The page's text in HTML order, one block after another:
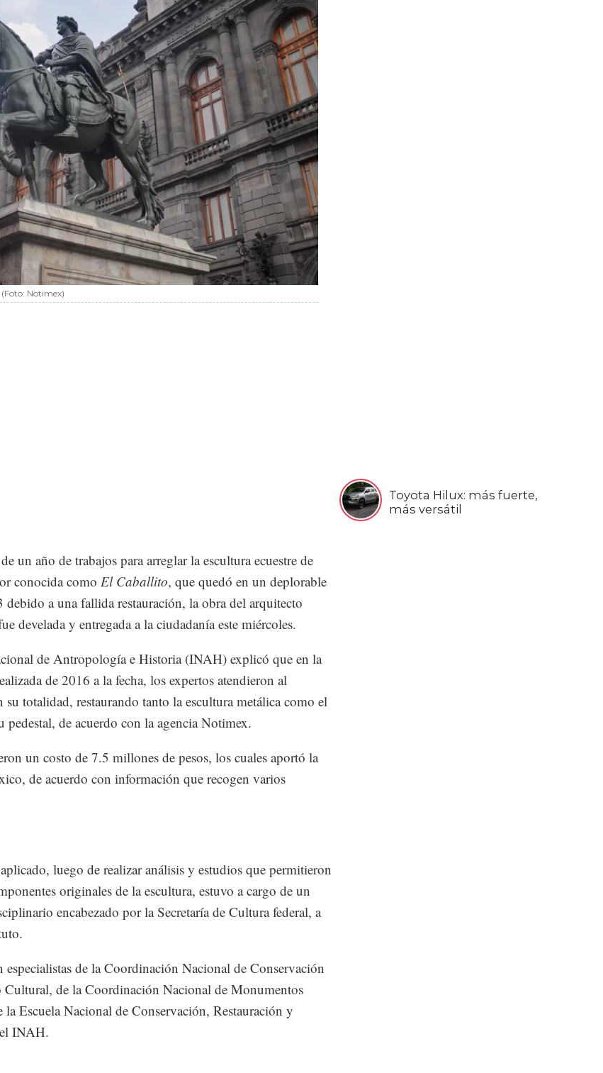
Toyota Hilux: más fuerte,
más versátil
(Foto: Notimex)
un año de trabajos para arreglar la escultura ecuestre de
conocida como El Caballito, que quedó en un deplorable
debido a una fallida restauración, la obra del arquitecto
develada y entregada a la ciudadanía este miércoles.
de Antropología e Historia (INAH) explicó que en la
de 2016 a la fecha, los expertos atendieron al
su totalidad, restaurando tanto la escultura metálica como el
pedestal, de acuerdo con la agencia Notimex.
un costo de 7.5 millones de pesos, los cuales aportó la
de acuerdo con información que recogen varios
luego de realizar análisis y estudios que permitieron
originales de la escultura, estuvo a cargo de un
encabezado por la Secretaría de Cultura federal, a
de la Coordinación Nacional de Conservación
de la Coordinación Nacional de Monumentos
Escuela Nacional de Conservación, Restauración y
INAH.